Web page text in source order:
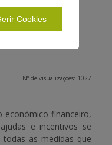
AO IFAP
Nº de visualizações: 1027
financeiro,
e incentivos se
as medidas que
Cookies